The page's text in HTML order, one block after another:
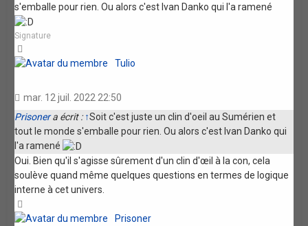
s'emballe pour rien. Ou alors c'est Ivan Danko qui l'a ramené
Signature
Tulio
mar. 12 juil. 2022 22:50
Prisonera écrit : ↑Soit c'est juste un clin d'oeil au Sumérien et
tout le monde s'emballe pour rien. Ou alors c'est Ivan Danko qui
l'a ramené
Oui. Bien qu'il s'agisse sûrement d'un clin d'œil à la con, cela
soulève quand même quelques questions en termes de logique
interne à cet univers.
Prisoner